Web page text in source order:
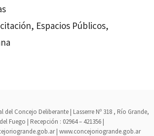
, Espacios Públicos,
Concejo Deliberante | Lasserre Nº 318 , Río Grande,
Fuego | Recepción : 02964 – 421356 |
| www.concejoriogrande.gob.ar